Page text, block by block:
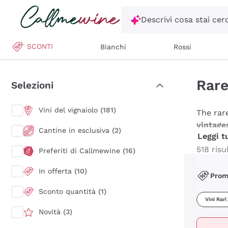
Salta al contenuto principale
Descrivi cosa stai
SCONTI Bianchi Rossi
Selezioni
Vini del vignaiolo (181)
Cantine in esclusiva (2)
Preferiti di Callmewine (16)
In offerta (10)
Sconto quantità (1)
Novità (3)
The
houses
which
Leggi
518
Vini Rari